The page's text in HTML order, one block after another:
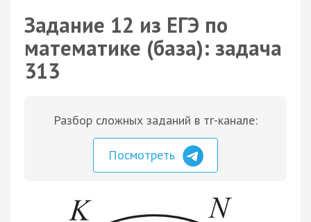
Задание 12 из ЕГЭ по
математике (база): задача
313
Разбор сложных заданий в тг-канале:
Посмотреть